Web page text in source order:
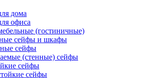
дома
офиса
(гостиничные)
сейфы и шкафы
сейфы
(стенные) сейфы
сейфы
сейфы